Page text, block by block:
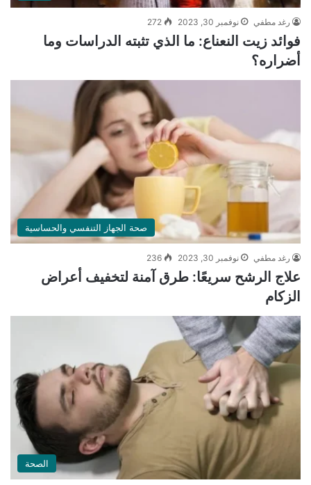
رغد مطفي نوفمبر 30, 2023 272
فوائد زيت النعناع: ما الذي تثبته الدراسات وما
أضراره؟
صحة الجهاز التنفسي والحساسية
رغد مطفي نوفمبر 30, 2023 236
علاج الرشح سريعًا: طرق آمنة لتخفيف أعراض
الزكام
الصحة